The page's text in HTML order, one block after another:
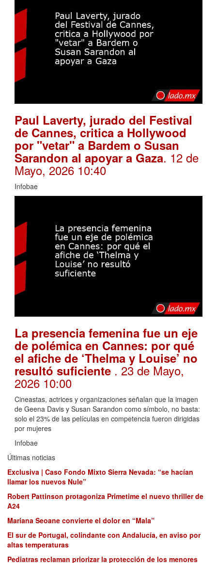
Paul Laverty, jurado del Festival
de Cannes, critica a Hollywood
por "vetar" a Bardem o Susan
Sarandon al apoyar a Gaza. 12 de
Mayo, 2026 10:40
Infobae
La presencia femenina fue un eje
de polémica en Cannes: por qué
el afiche de ‘Thelma y Louise’ no
resultó suficiente . 23 de Mayo,
2026 10:00
Cineastas, actrices y organizaciones señalan que la imagen
de Geena Davis y Susan Sarandon como símbolo, no basta:
solo el 23% de las películas en competencia fueron dirigidas
por mujeres
Infobae
Últimas noticias
Exclusiva | Caso Fondo Mixto Sierra Nevada: “se hacían
llamar los nuevos Nule”
Robert Pattinson protagoniza Primetime el nuevo thriller de
A24
Mariana Seoane convierte el dolor en “Mala”
El sur de Portugal, colindante con Andalucía, en aviso por
altas temperaturas
Pediatras reclaman priorizar la protección de los menores